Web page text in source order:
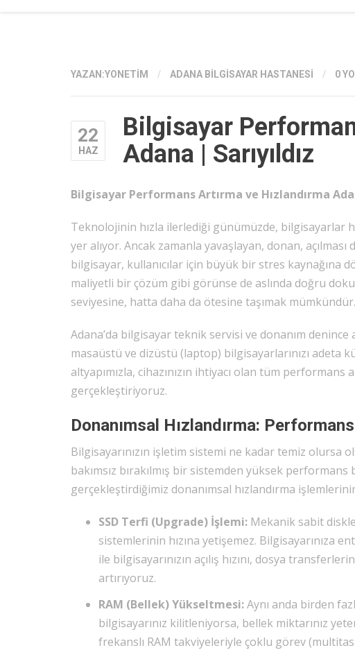
YAZAN:YONETIM / ADANA BILGISAYAR HASTANESI / 0
22
HAZ
Bilgisayar
Adana | Sarıyıldız
Bilgisayar Performans Artırma ve Hızlandırma
Teknolojinin hızla ilerlediği günümüzde, bilgisayarlar
yer alıyor. Ancak zamanla yavaşlayan, donan,
bilgisayar, kullanıcılar için büyük bir stres kaynağına
maliyetli bir çözüm gibi görünse de aslında doğru
seviyesine, hatta daha da ötesine taşımak mümkündür.
Adana’da bilgisayar teknik servisi ve donanım
masaüstü ve dizüstü (laptop) bilgisayarlarınızı
altyapımızla, cihazınızın ihtiyacı olan tüm
gerçekleştiriyoruz.
Donanımsal Hızlandırma:
Bilgisayarınızın işletim sistemi ne kadar temiz olursa
bakımsız bırakılmış bir sistemden yüksek
gerçekleştirdiğimiz donanımsal hızlandırma
SSD Terfi (Upgrade) İşlemi: Mekanik sabit
sistemlerinin hızına yetişemez. Bilgisayarınıza
ile bilgisayarınızın açılış hızını, dosya
artırıyoruz.
RAM (Bellek) Yükseltmesi:Aynı anda birden
bilgisayarınız kilitleniyorsa, bellek miktarınız
frekanslı RAM takviyeleriyle çoklu görev